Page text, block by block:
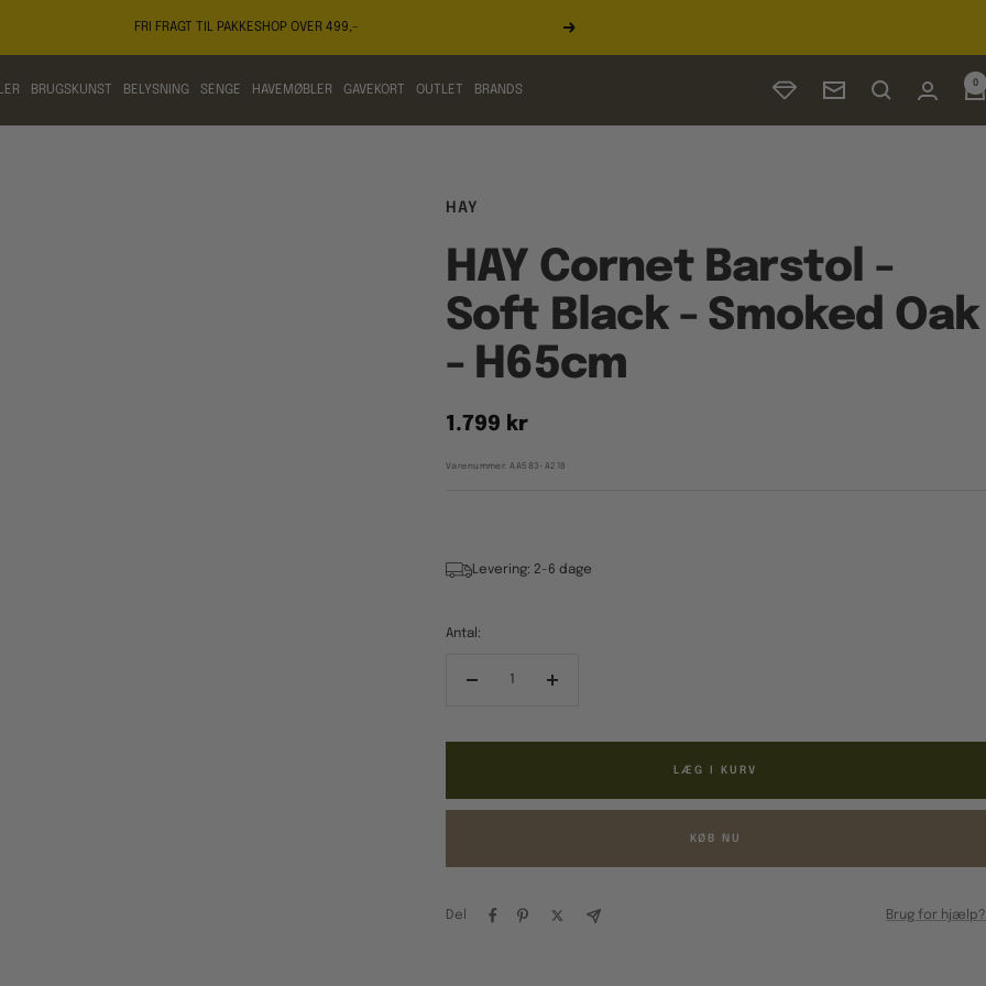
FRI FRAGT TIL PAKKESHOP OVER 499,- Næste
BRUGSKUNST BELYSNING SENGE HAVEMØBLER GAVEKORT OUTLET BRANDS Nyhedsbrev
0
HAY
HAY Cornet Barstol -
Soft Black - Smoked Oak
- H65cm
Tilbudspris
1.799 kr
Varenummer:AA583-A218
Levering: 2-6 dage
Antal:
Forøg
LÆG I KURV
KØB NU
Del Brug for hjælp?